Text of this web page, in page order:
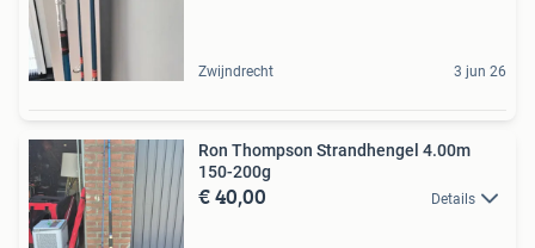
Zwijndrecht 3 jun 26
Ron Thompson Strandhengel 4.00m
150-200g
€ 40,00 Details